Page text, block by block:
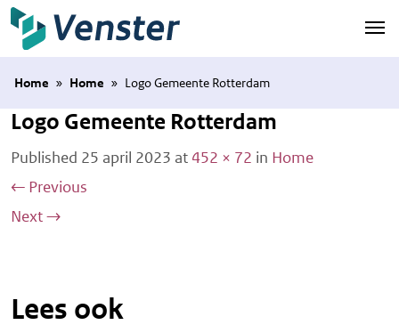
Naar hoofdinhoud
Home » Home » Logo Gemeente Rotterdam
Logo Gemeente Rotterdam
Published 25 april 2023 at 452 × 72 in Home
← Previous
Next→
Lees ook